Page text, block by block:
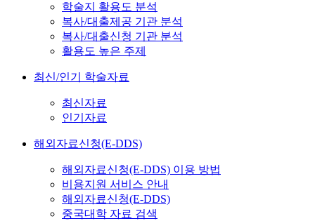
학술지 활용도 분석
복사/대출제공 기관 분석
복사/대출신청 기관 분석
활용도 높은 주제
최신/인기 학술자료
최신자료
인기자료
해외자료신청(E-DDS)
해외자료신청(E-DDS) 이용 방법
비용지원 서비스 안내
해외자료신청(E-DDS)
중국대학 자료 검색